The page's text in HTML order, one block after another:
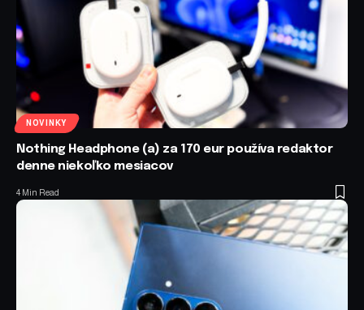
NOVINKY
Nothing Headphone (a) za 170 eur používa redaktor
denne niekoľko mesiacov
4 Min Read